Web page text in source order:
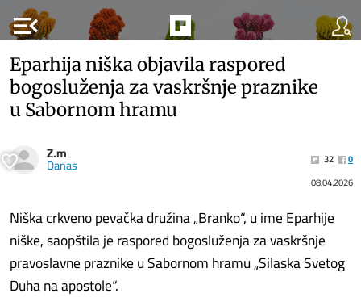
menu_open
Eparhija niška objavila raspored
bogosluženja za vaskršnje praznike
u Sabornom hramu
Z.m
Danas 32
0
08.04.2026
Niška crkveno pevačka družina „Branko“, u ime Eparhije
niške, saopštila je raspored bogosluženja za vaskršnje
pravoslavne praznike u Sabornom hramu „Silaska Svetog
Duha na apostole“.